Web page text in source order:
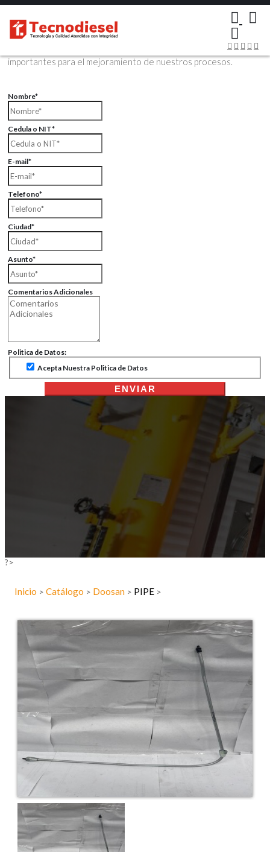
Contáctenos Vía Email
Envíenos sus datos con sus comentarios, sus opiniones son muy
importantes para el mejoramiento de nuestros procesos.
Nombre*
Cedula o NIT*
E-mail*
Telefono*
Ciudad*
Asunto*
Comentarios Adicionales
Politica de Datos:
Acepta Nuestra Politica de Datos
ENVIAR
?>
Inicio > Catálogo > Doosan > PIPE >